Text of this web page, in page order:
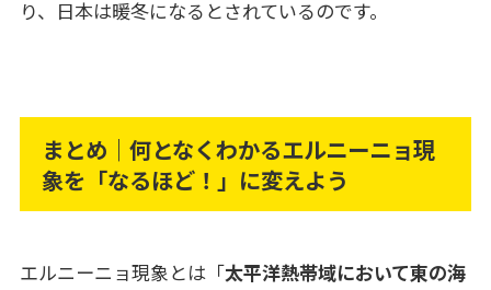
り、日本は暖冬になるとされているのです。
まとめ｜何となくわかるエルニーニョ現
象を「なるほど！」に変えよう
エルニーニョ現象とは「太平洋熱帯域において東の海